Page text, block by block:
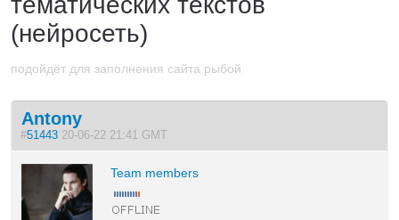
(нейросеть)
подойдёт для заполнения сайта рыбой
Antony
#51443 20-06-22 21:41 GMT
Team members